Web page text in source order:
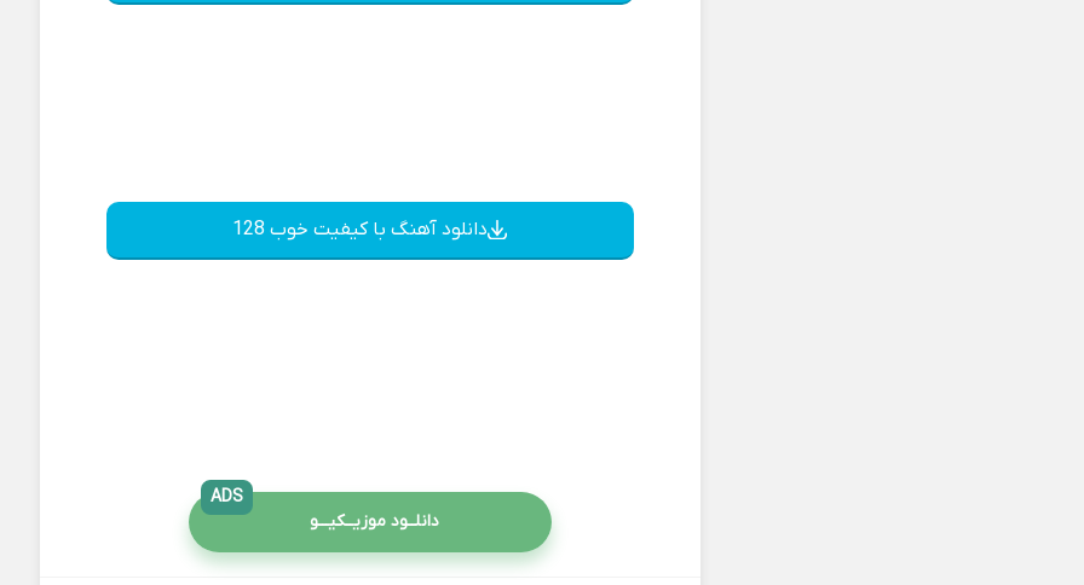
دانلود آهنگ با کیفیت خوب 128
دانلــود موزیــکیـــو
ADS